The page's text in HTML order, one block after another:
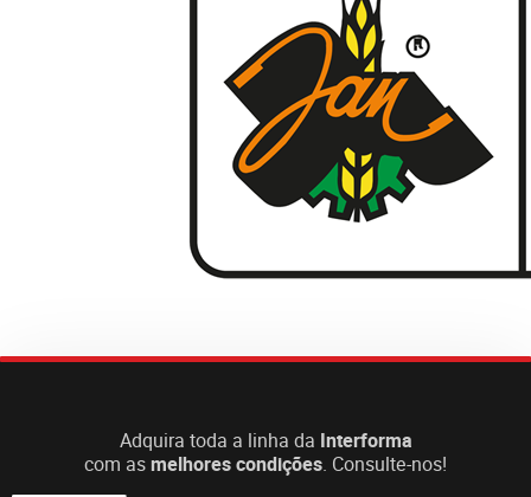
Adquira toda a linha da Interforma
com asmelhores condições. Consulte-nos!